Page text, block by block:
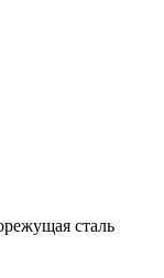
сталь